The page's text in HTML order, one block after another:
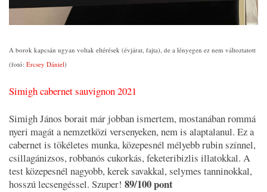
A borok kapcsán ugyan voltak eltérések (évjárat, fajta), de a lényegen ez nem változtatott
(fotó: Ercsey Dániel)
Simigh cabernet sauvignon 2021
Simigh János borait már jobban ismertem, mostanában rommá
nyeri magát a nemzetközi versenyeken, nem is alaptalanul. Ez a
cabernet is tökéletes munka, közepesnél mélyebb rubin színnel,
csillagánizsos, robbanós cukorkás, feketeribizlis illatokkal. A
test közepesnél nagyobb, kerek savakkal, selymes tanninokkal,
hosszú lecsengéssel. Szuper! 89/100 pont